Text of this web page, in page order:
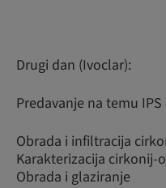
Drugi dan (Ivoclar):
Predavanje na temu IPS
Obrada i infiltracija
Karakterizacija cirkonij-
Obrada i glaziranje